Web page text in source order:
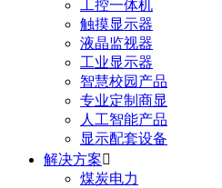
工控一体机
触摸显示器
液晶监视器
工业显示器
智慧校园产品
专业定制商显
人工智能产品
显示配套设备
解决方案
煤炭电力